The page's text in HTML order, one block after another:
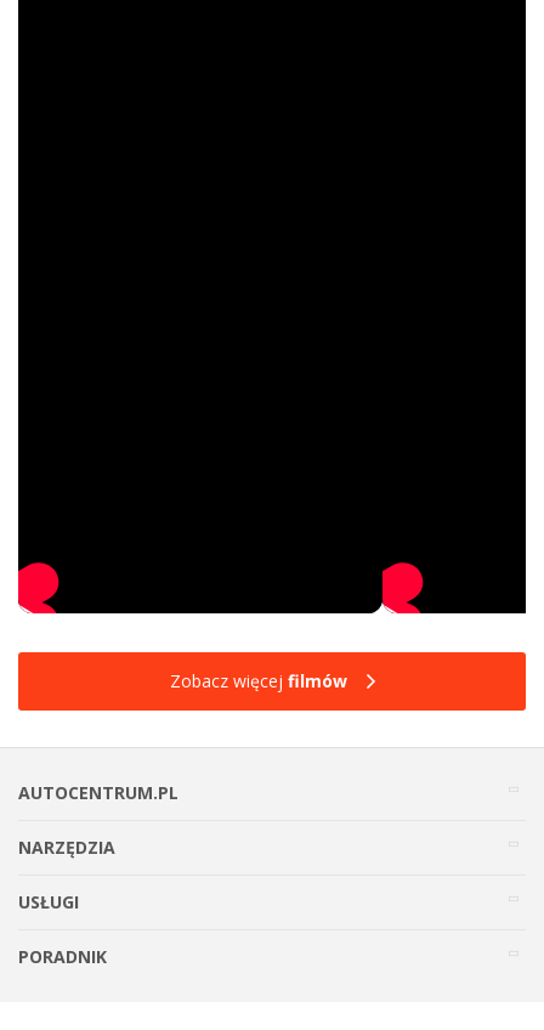
Zobacz więcej filmów
AUTOCENTRUM.PL
NARZĘDZIA
USŁUGI
PORADNIK